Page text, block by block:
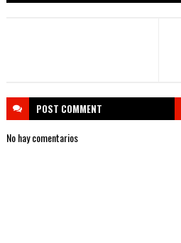
POST COMMENT
No hay comentarios